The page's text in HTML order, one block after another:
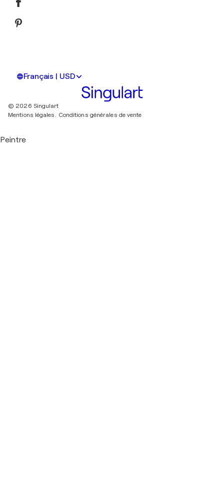
Français | USD
© 2026 Singulart
Mentions légales.
Conditions générales de vente
Peintre